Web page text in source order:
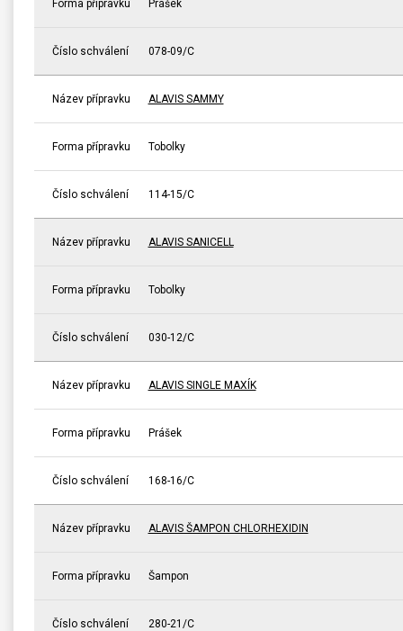
Forma přípravku Prášek
Číslo schválení 078-09/C
Název přípravku ALAVIS SAMMY
Forma přípravku Tobolky
Číslo schválení 114-15/C
Název přípravku ALAVIS SANICELL
Forma přípravku Tobolky
Číslo schválení 030-12/C
Název přípravku ALAVIS SINGLE MAXÍK
Forma přípravku Prášek
Číslo schválení 168-16/C
Název přípravku ALAVIS ŠAMPON CHLORHEXIDIN
Forma přípravku Šampon
Číslo schválení 280-21/C